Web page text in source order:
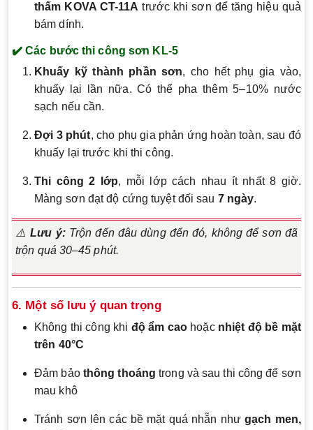
thấm KOVA CT-11A trước khi sơn để tăng hiệu quả
bám dính.
✔️ Các bước thi công sơn KL-5
Khuấy kỹ thành phần sơn, cho hết phụ gia vào,
khuấy lại lần nữa. Có thể pha thêm 5–10% nước
sạch nếu cần.
Đợi 3 phút, cho phụ gia phản ứng hoàn toàn, sau đó
khuấy lại trước khi thi công.
Thi công 2 lớp, mỗi lớp cách nhau ít nhất 8 giờ.
Màng sơn đạt độ cứng tuyệt đối sau 7 ngày.
⚠️Lưu ý:Trộn đến đâu dùng đến đó, không để sơn đã
trộn quá 30–45 phút.
6. Một số lưu ý quan trọng
Không thi công khi độ ẩm caohoặc nhiệt độ bề mặt
trên 40°C
Đảm bảo thông thoáng trong và sau thi công để sơn
mau khô
Tránh sơn lên các bề mặt quá nhẵn nhưgạch men,